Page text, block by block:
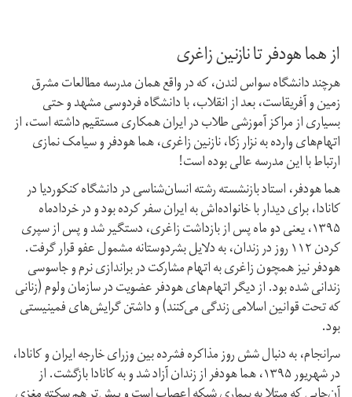
از هما هودفر تا نازنین زاغری
هرچند دانشگاه سواس لندن، که در واقع همان مدرسه مطالعات مشرق
زمین و آفریقاست، بعد از انقلاب، با دانشگاه فردوسی مشهد و حتی
بسیاری از مراکز آموزشی طلاب در ایران همکاری مستقیم داشته است، از
اتهام‌های وارده به نزار زکا، نازنین زاغری، هما هودفر و سیامک نمازی
ارتباط با این مدرسه عالی بوده است!
هما هودفر، استاد بازنشسته رشته انسان‌شناسی در دانشگاه کنکوردیا در
کانادا، برای دیدار با خانواده‌اش به ایران سفر کرده بود و در خرداد‌ماه
۱۳۹۵، یعنی دو ماه پس از بازداشت زاغری، دستگیر شد و پس از سپری
کردن ۱۱۲ روز در زندان، به دلایل بشردوستانه مشمول عفو قرار گرفت.
هودفر نیز همچون زاغری به اتهام مشارکت در براندازی نرم و جاسوسی
زندانی شده بود. از دیگر اتهام‌های هودفر عضویت در سازمان ولوم (زنانی
که تحت قوانین اسلامی زندگی می‌کنند) و داشتن گرایش‌های فمینیستی
بود.
سرانجام، به دنبال شش روز مذاکره فشرده بین وزرای خارجه ایران و کانادا،
در شهریور ۱۳۹۵، هما هودفر از زندان آزاد شد و به کانادا بازگشت. از